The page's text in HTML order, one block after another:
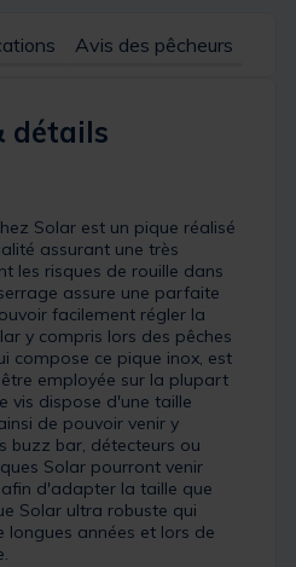
Avis des pêcheurs
détails
Solar est un pique réalisé
assurant une très
les risques de rouille dans
assure une parfaite
facilement régler la
y compris lors des pêches
compose ce pique inox, est
employée sur la plupart
vis dispose d'une taille
de pouvoir venir y
buzz bar, détecteurs ou
Solar pourront venir
d'adapter la taille que
Solar ultra robuste qui
années et lors de